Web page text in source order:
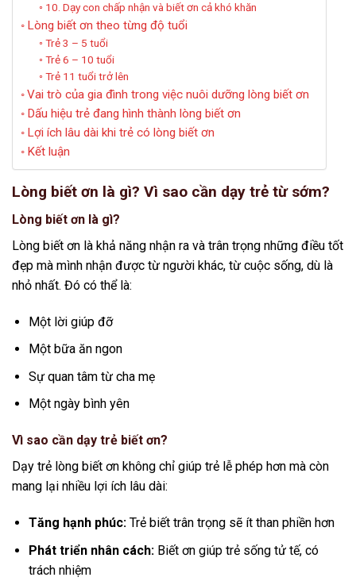
10. Dạy con chấp nhận và biết ơn cả khó khăn
Lòng biết ơn theo từng độ tuổi
Trẻ 3 – 5 tuổi
Trẻ 6 – 10 tuổi
Trẻ 11 tuổi trở lên
Vai trò của gia đình trong việc nuôi dưỡng lòng biết ơn
Dấu hiệu trẻ đang hình thành lòng biết ơn
Lợi ích lâu dài khi trẻ có lòng biết ơn
Kết luận
Lòng biết ơn là gì? Vì sao cần dạy trẻ từ sớm?
Lòng biết ơn là gì?
Lòng biết ơn là khả năng nhận ra và trân trọng những điều tốt
đẹp mà mình nhận được từ người khác, từ cuộc sống, dù là
nhỏ nhất. Đó có thể là:
Một lời giúp đỡ
Một bữa ăn ngon
Sự quan tâm từ cha mẹ
Một ngày bình yên
Vì sao cần dạy trẻ biết ơn?
Dạy trẻ lòng biết ơn không chỉ giúp trẻ lễ phép hơn mà còn
mang lại nhiều lợi ích lâu dài:
Tăng hạnh phúc:Trẻ biết trân trọng sẽ ít than phiền hơn
Phát triển nhân cách:Biết ơn giúp trẻ sống tử tế, có
trách nhiệm